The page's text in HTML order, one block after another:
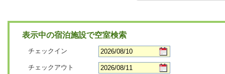
表示中の宿泊施設で空室検索
チェックイン
チェックアウト